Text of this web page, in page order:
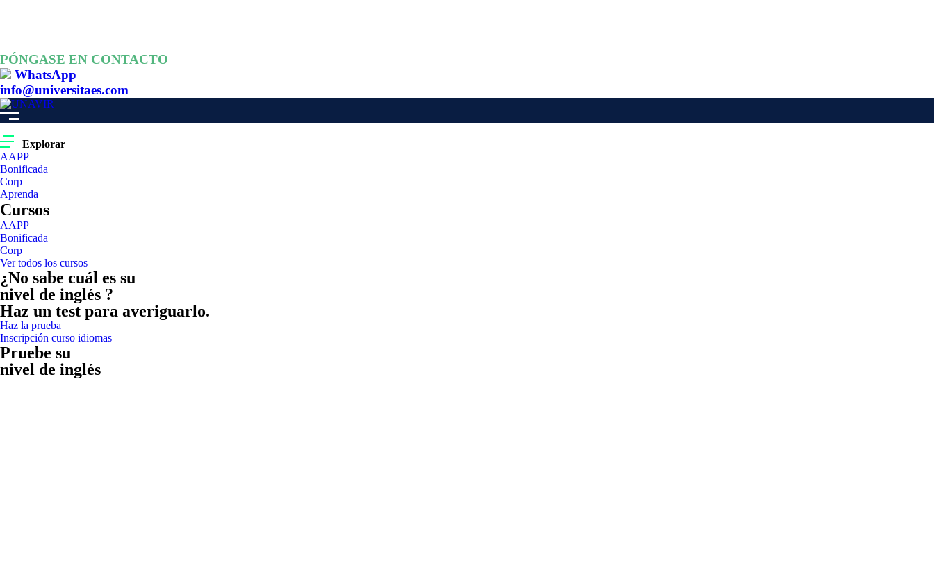
PÓNGASE EN CONTACTO
WhatsApp
info@universitaes.com
Explorar
AAPP
Bonificada
Corp
Aprenda
Cursos
AAPP
Bonificada
Corp
Ver todos los cursos
¿No sabe cuál es su
nivel de inglés ?
Haz un test para averiguarlo.
Haz la prueba
Inscripción curso idiomas
Pruebe su
nivel de inglés